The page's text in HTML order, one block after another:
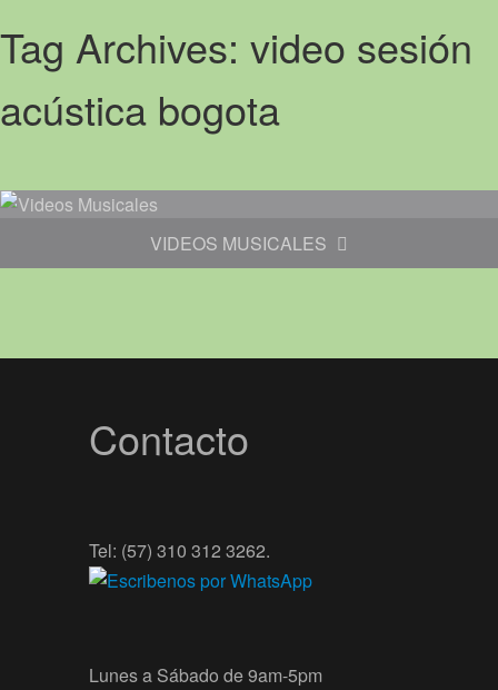
Tag Archives: video sesión
acústica bogota
VIDEOS MUSICALES
Contacto
Tel: (57) 310 312 3262.
Lunes a Sábado de 9am-5pm